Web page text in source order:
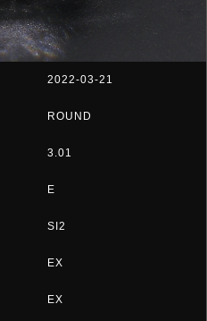
2022-03-21
ROUND
3.01
E
SI2
EX
EX